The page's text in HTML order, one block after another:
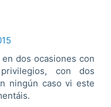
en dos ocasiones con
con dos
ningún caso vi este